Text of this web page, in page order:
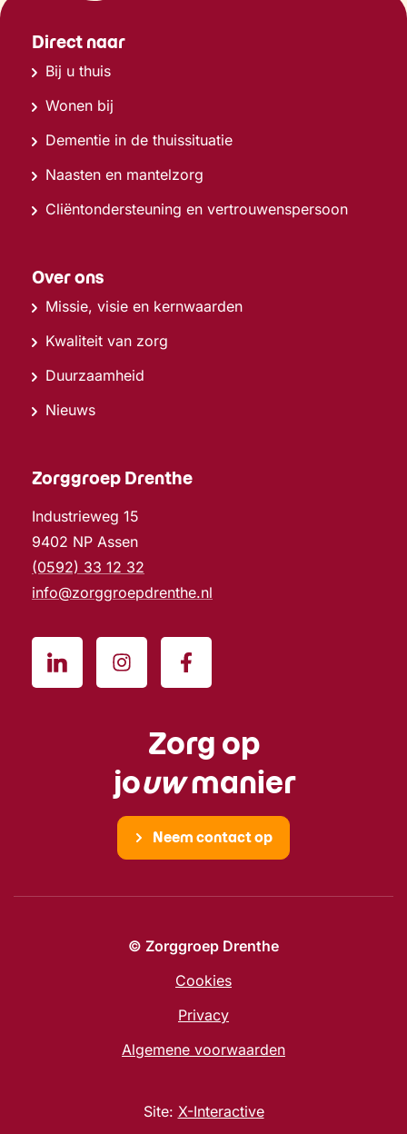
Direct naar
Bij u thuis
Wonen bij
Dementie in de thuissituatie
Naasten en mantelzorg
Cliëntondersteuning en vertrouwenspersoon
Over ons
Missie, visie en kernwaarden
Kwaliteit van zorg
Duurzaamheid
Nieuws
Zorggroep Drenthe
Industrieweg 15
9402 NP Assen
(0592) 33 12 32
info@zorggroepdrenthe.nl
Zorg op
jouwmanier
Neem contact op
© Zorggroep Drenthe
Cookies
Privacy
Algemene voorwaarden
Site: X-Interactive